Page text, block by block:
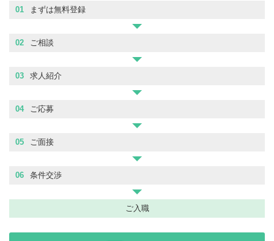
01 まずは無料登録
02 ご相談
03 求人紹介
04 ご応募
05 ご面接
06 条件交渉
ご入職